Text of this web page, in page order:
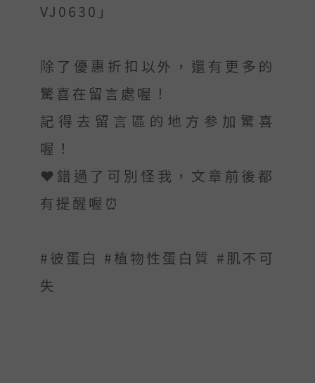
VJ0630」
除了優惠折扣以外，還有更多的
驚喜在留言處喔！
記得去留言區的地方参加驚喜
喔！
❤️錯過了可別怪我，文章前後都
有提醒喔⏰
#彼蛋白 #植物性蛋白質 #肌不可
失